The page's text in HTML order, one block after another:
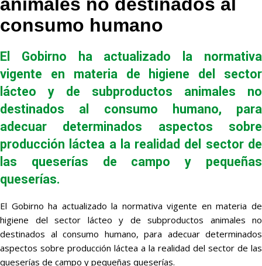
consumo humano
El Gobirno ha actualizado la normativa
vigente en materia de higiene del sector
lácteo y de subproductos animales no
destinados al consumo humano, para
adecuar determinados aspectos sobre
producción láctea a la realidad del sector de
las queserías de campo y pequeñas
queserías.
El Gobirno ha actualizado la normativa vigente en materia de
higiene del sector lácteo y de subproductos animales no
destinados al consumo humano, para adecuar determinados
aspectos sobre producción láctea a la realidad del sector de las
queserías de campo y pequeñas queserías.